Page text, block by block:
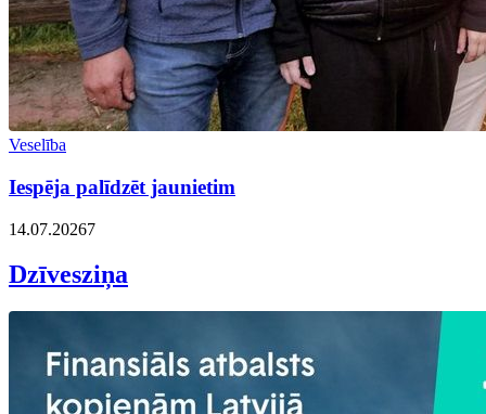
Veselība
Iespēja palīdzēt jaunietim
14.07.20267
Dzīvesziņa